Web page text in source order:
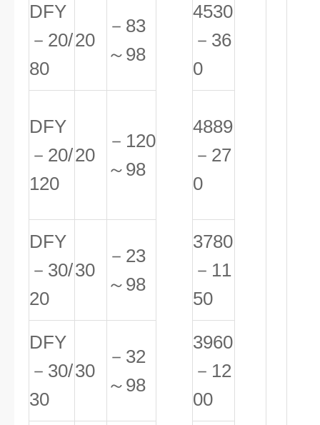
DFY
－20/
80
20
－83
～98
4530
－36
0
DFY
－20/
120
20
－120
～98
4889
－27
0
DFY
－30/
20
30
－23
～98
3780
－11
50
DFY
－30/
30
30
－32
～98
3960
－12
00